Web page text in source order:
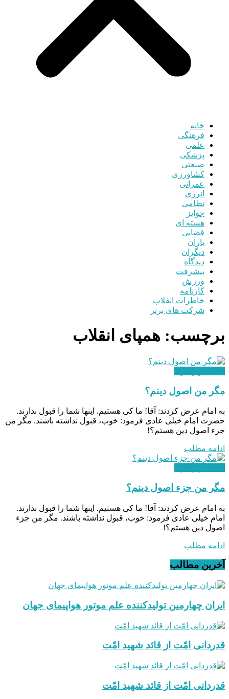
خانه
فرهنگی
علمی
پزشکی
صنعتی
کشاورزی
عمرانی
انرژی
نظامی
جوایز
هسته ای
قضایی
یاران
دیگران
دیدگاه
پیشرفت
ورزش
کارنامه
خاطرات انقلاب
شرکت های برتر
برچسب: همپای انقلاب
مگر من اصول دینم؟
به امام عرض کردند: آقا! ما کی هستیم. اینها شما را قبول ندارند.
حضرت امام خیلی عادی فرمود: خوب، قبول نداشته باشند. مگر من
جزء اصول دین هستم؟!
ادامه مطلب
مگر من جزء اصول دینم؟
به امام عرض کردند: آقا! ما کی هستیم. اینها شما را قبول ندارند.
امام خیلی عادی فرمود: خوب، قبول نداشته باشند. مگر من جزء
اصول دین هستم؟!
ادامه مطلب
آخرین مطالب
ایران چهارمین تولیدکننده علم موتور هواپیمای جهان
قدردانی امّت از قائد شهید امّت
قدردانی امّت از قائد شهید امّت